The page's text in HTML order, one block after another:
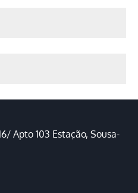
Apto 103 Estação, Sousa-